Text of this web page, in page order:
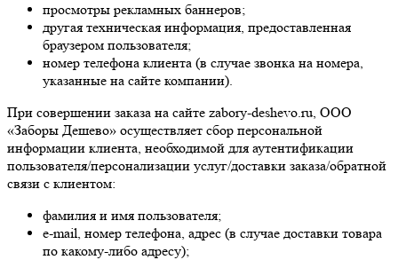
просмотры рекламных баннеров;
другая техническая информация, предоставленная
браузером пользователя;
номер телефона клиента (в случае звонка на номера,
указанные на сайте компании).
При совершении заказа на сайте zabory-deshevo.ru, ООО
«Заборы Дешево» осуществляет сбор персональной
информации клиента, необходимой для аутентификации
пользователя/персонализации услуг/доставки заказа/обратной
связи с клиентом:
фамилия и имя пользователя;
e-mail, номер телефона, адрес (в случае доставки товара
по какому-либо адресу);